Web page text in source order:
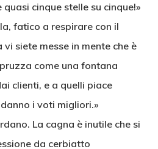
cinque stelle su cinque!»
fatico a respirare con il
siete messe in mente che è
come una fontana
clienti, e a quelli piace
i voti migliori.»
La cagna è inutile che si
da cerbiatto